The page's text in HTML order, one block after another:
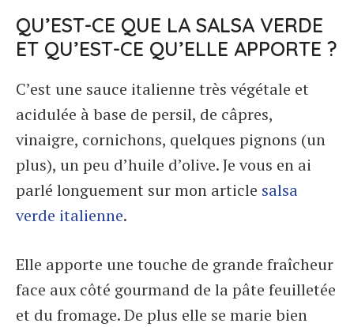
QU’EST-CE QUE LA SALSA VERDE
ET QU’EST-CE QU’ELLE APPORTE ?
C’est une sauce italienne très végétale et
acidulée à base de persil, de câpres,
vinaigre, cornichons, quelques pignons (un
plus), un peu d’huile d’olive. Je vous en ai
parlé longuement sur mon article salsa
verde italienne.
Elle apporte une touche de grande fraîcheur
face aux côté gourmand de la pâte feuilletée
et du fromage. De plus elle se marie bien